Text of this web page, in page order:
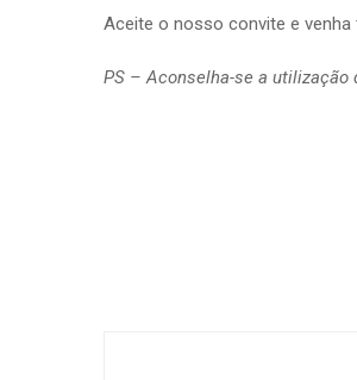
Aceite o nosso convite e
PS – Aconselha-se a utilização